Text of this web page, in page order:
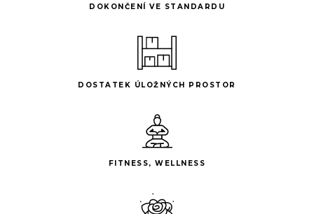
DOKONČENÍ VE STANDARDU
DOSTATEK ÚLOŽNÝCH PROSTOR
FITNESS, WELLNESS